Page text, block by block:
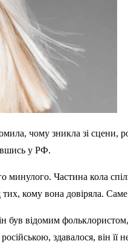
чому зникла зі
у РФ.
Частина кола
кому вона довіряла.
відомим
здавалося, він її